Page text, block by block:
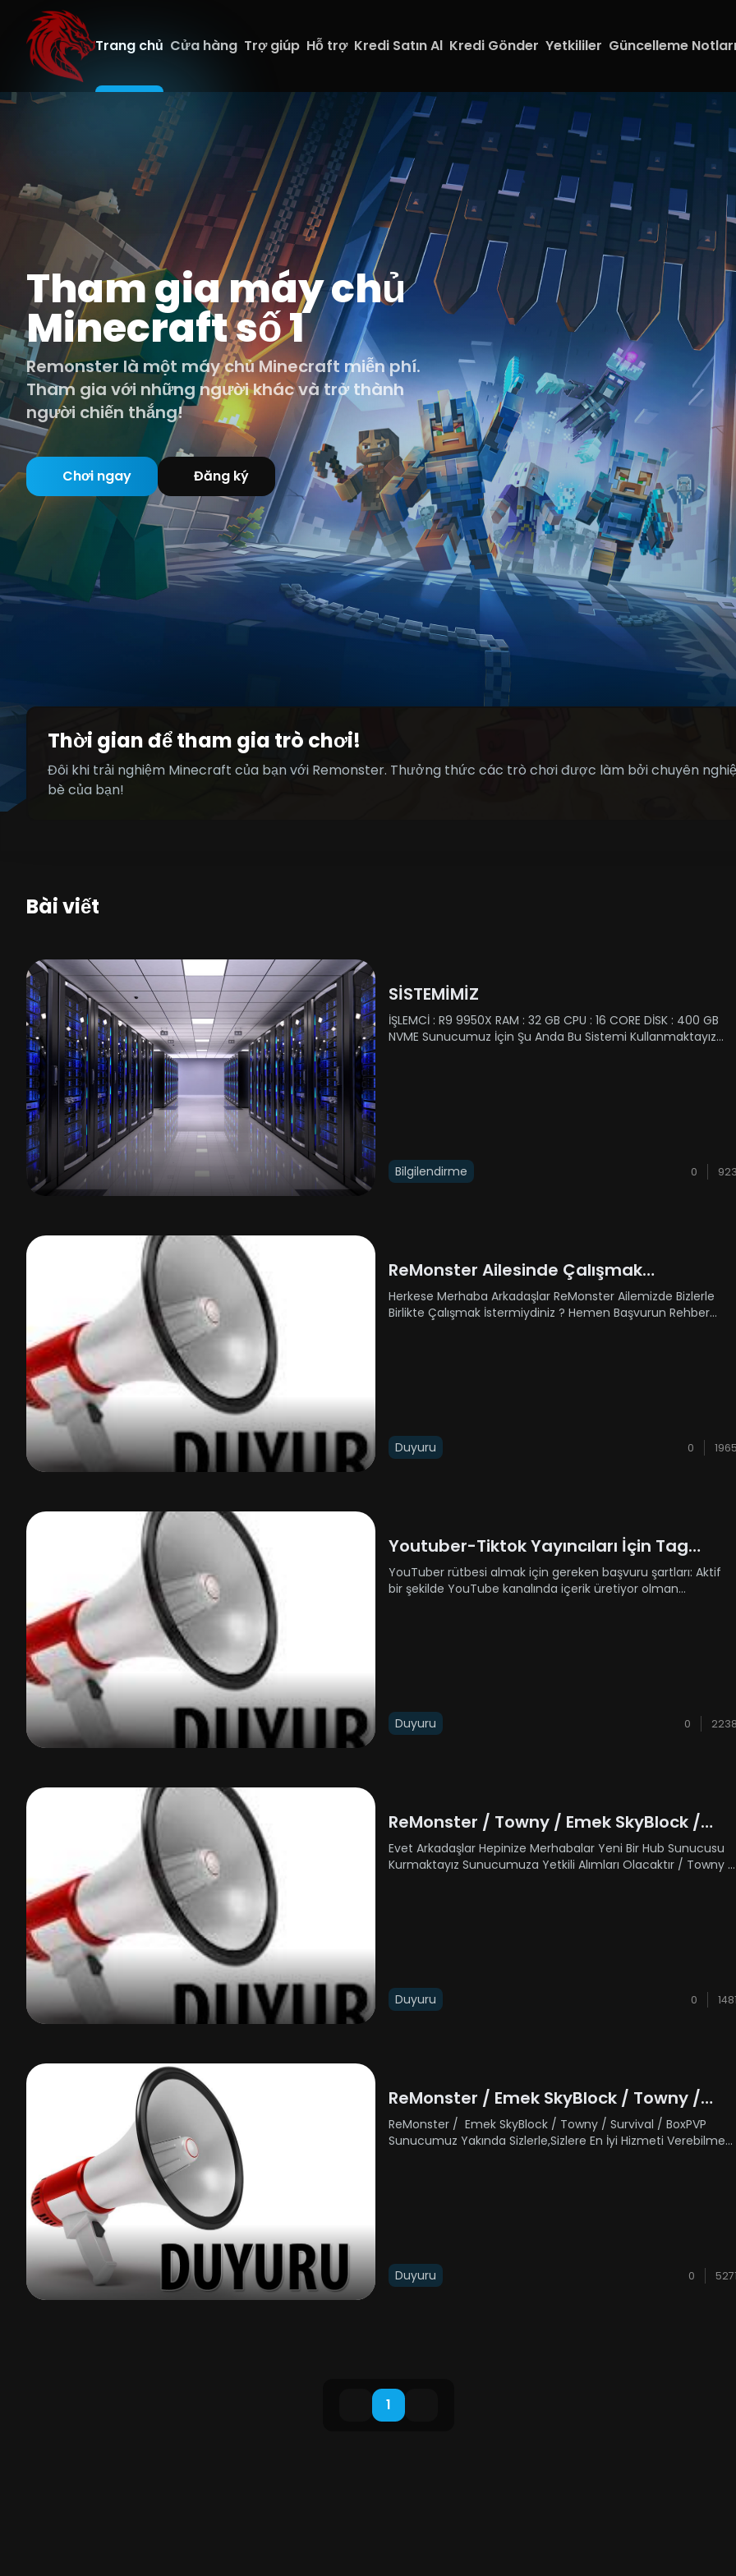
Trang chủ Cửa hàng Trợ giúp Hỗ trợ Kredi Satın Al Kredi Gönder Yetkililer Güncelleme
Tham gia máy chủ
Minecraft số 1
Remonster là một máy chủ Minecraft miễn phí.
Tham gia với những người khác và trở thành
người chiến thắng!
Chơi ngay Đăng ký
Thời gian để tham gia trò chơi!
Đôi khi trải nghiệm Minecraft của bạn với Remonster. Thưởng thức các trò chơi được làm bởi chuyên
bè của bạn!
Bài viết
SİSTEMİMİZ
İŞLEMCİ : R9 9950X RAM : 32 GB CPU : 16 CORE DİSK : 400 GB
NVME Sunucumuz İçin Şu Anda Bu Sistemi Kullanmaktayız
Bilgilendirme 0
ReMonster Ailesinde Çalışmak
İstermiydiniz ?
Herkese Merhaba Arkadaşlar ReMonster Ailemizde Bizlerle
Birlikte Çalışmak İstermiydiniz ? Hemen Başvurun Rehber
Duyuru 0
Youtuber-Tiktok Yayıncıları İçin Tag
İsteyenlere Duyuru
YouTuber rütbesi almak için gereken başvuru şartları: Aktif
bir şekilde YouTube kanalında içerik üretiyor olman
Duyuru 0
ReMonster / Towny / Emek SkyBlock /
Yetkili Alımı
Evet Arkadaşlar Hepinize Merhabalar Yeni Bir Hub Sunucusu
Kurmaktayız Sunucumuza Yetkili Alımları Olacaktır / Towny -
Duyuru 0
ReMonster / Emek SkyBlock / Towny /
Survival / BoxPVP
ReMonster / Emek SkyBlock / Towny / Survival / BoxPVP
Sunucumuz Yakında Sizlerle,Sizlere En İyi Hizmeti Verebilmek
Duyuru 0
1